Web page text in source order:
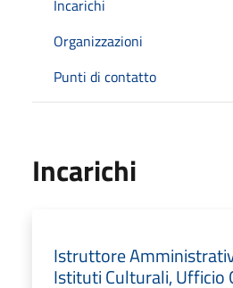
Incarichi
Organizzazioni
Punti di contatto
Incarichi
Istruttore
Istituti Culturali, Ufficio